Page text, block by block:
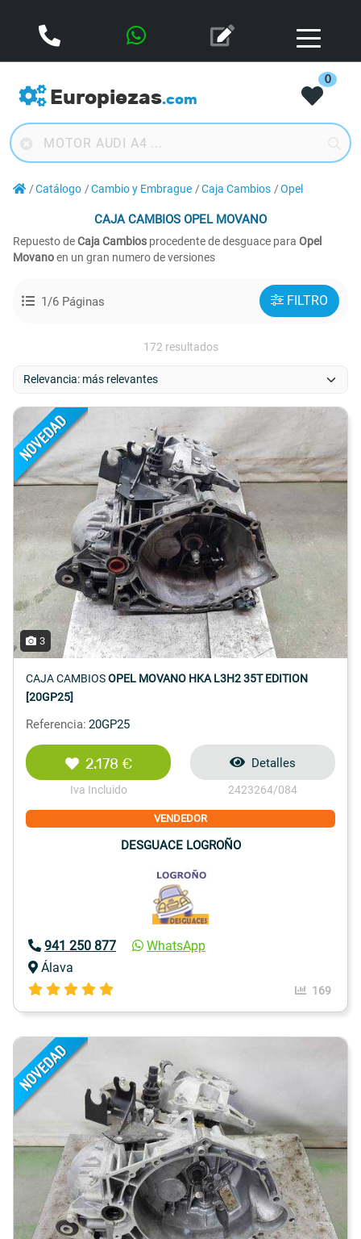
Europiezas.com
0
Catálogo Cambio y Embrague Caja Cambios Opel
CAJA CAMBIOS OPEL MOVANO
Repuesto deCaja Cambios procedente de desguace para Opel
Movanoen un gran numero de versiones
1/6 Páginas FILTRO
172 resultados
3
CAJA CAMBIOSOPEL MOVANO HKA L3H2 35T EDITION
[20GP25]
Referencia: 20GP25
2.178 €
Iva Incluido
Detalles
2423264/084
VENDEDOR
DESGUACE LOGROÑO
941 250 877
WhatsApp
Álava
169